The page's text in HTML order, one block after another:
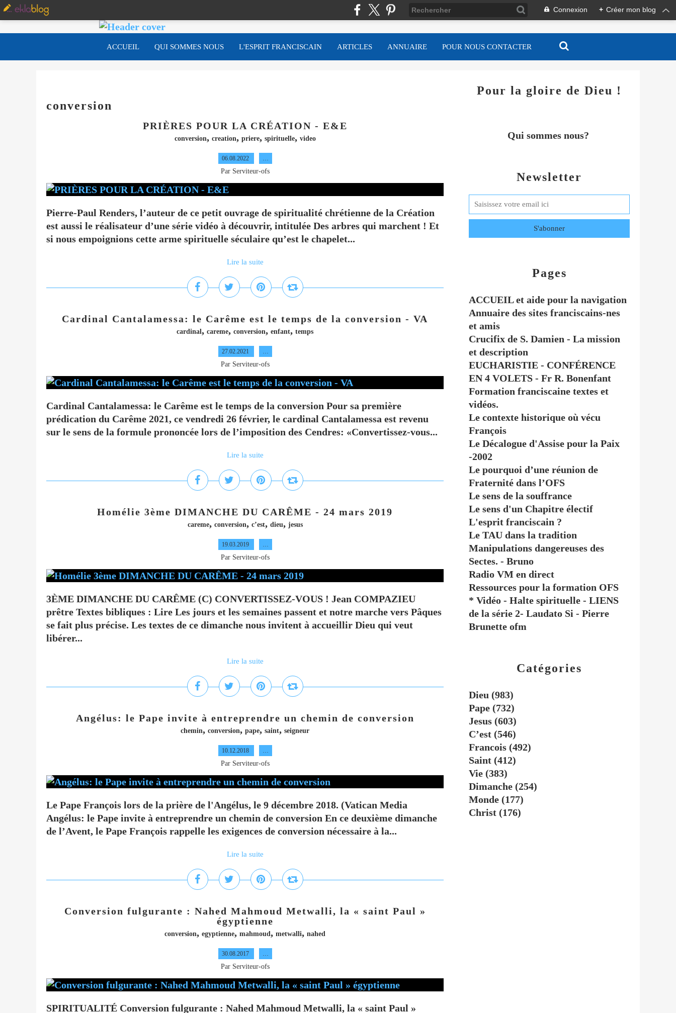
Connexion + Créer mon blog
ACCUEIL QUI SOMMES NOUS L'ESPRIT FRANCISCAIN ARTICLES ANNUAIRE POUR NOUS CONTACTER
conversion
PRIÈRES POUR LA CRÉATION - E&E
conversion, creation, priere, spirituelle, video
06.08.2022 …
Par Serviteur-ofs
Pierre-Paul Renders, l’auteur de ce petit ouvrage de spiritualité chrétienne de la Création
est aussi le réalisateur d’une série vidéo à découvrir, intitulée Des arbres qui marchent ! Et
si nous empoignions cette arme spirituelle séculaire qu’est le chapelet...
Lire la suite
Cardinal Cantalamessa: le Carême est le temps de la conversion - VA
cardinal, careme, conversion, enfant, temps
27.02.2021 …
Par Serviteur-ofs
Cardinal Cantalamessa: le Carême est le temps de la conversion Pour sa première
prédication du Carême 2021, ce vendredi 26 février, le cardinal Cantalamessa est revenu
sur le sens de la formule prononcée lors de l’imposition des Cendres: «Convertissez-vous...
Lire la suite
Homélie 3ème DIMANCHE DU CARÊME - 24 mars 2019
careme, conversion, c’est, dieu, jesus
19.03.2019 …
Par Serviteur-ofs
3ÈME DIMANCHE DU CARÊME (C) CONVERTISSEZ-VOUS ! Jean COMPAZIEU
prêtre Textes bibliques : Lire Les jours et les semaines passent et notre marche vers Pâques
se fait plus précise. Les textes de ce dimanche nous invitent à accueillir Dieu qui veut
libérer...
Lire la suite
Angélus: le Pape invite à entreprendre un chemin de conversion
chemin, conversion, pape, saint, seigneur
10.12.2018 …
Par Serviteur-ofs
Le Pape François lors de la prière de l'Angélus, le 9 décembre 2018. (Vatican Media
Angélus: le Pape invite à entreprendre un chemin de conversion En ce deuxième dimanche
de l’Avent, le Pape François rappelle les exigences de conversion nécessaire à la...
Lire la suite
Conversion fulgurante : Nahed Mahmoud Metwalli, la « saint Paul »
égyptienne
conversion, egyptienne, mahmoud, metwalli, nahed
30.08.2017 …
Par Serviteur-ofs
SPIRITUALITÉ Conversion fulgurante : Nahed Mahmoud Metwalli, la « saint Paul »
Newsletter
Catégories
Dieu (983)
Pape (732)
Jesus (603)
C’est (546)
Francois (492)
Saint (412)
Vie (383)
Dimanche (254)
Monde (177)
Christ (176)
Pages
ACCUEIL et aide pour la navigation
Annuaire des sites franciscains-nes
et amis
Crucifix de S. Damien - La mission
et description
EUCHARISTIE - CONFÉRENCE
EN 4 VOLETS - Fr R. Bonenfant
Formation franciscaine textes et
vidéos.
Le contexte historique où vécu
François
Le Décalogue d'Assise pour la Paix
-2002
Le pourquoi d’une réunion de
Fraternité dans l’OFS
Le sens de la souffrance
Le sens d'un Chapitre électif
L'esprit franciscain ?
Le TAU dans la tradition
Manipulations dangereuses des
Sectes. - Bruno
Radio VM en direct
Ressources pour la formation OFS
* Vidéo - Halte spirituelle - LIENS
de la série 2- Laudato Si - Pierre
Brunette ofm
Pour la gloire de Dieu !
Qui sommes nous?